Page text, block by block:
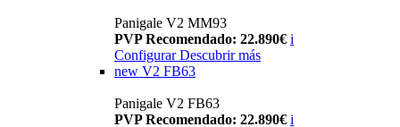
Panigale V2 MM93
PVP Recomendado: 22.890€ i
Configurar Descubrir más
new V2 FB63
Panigale V2 FB63
PVP Recomendado: 22.890€ i